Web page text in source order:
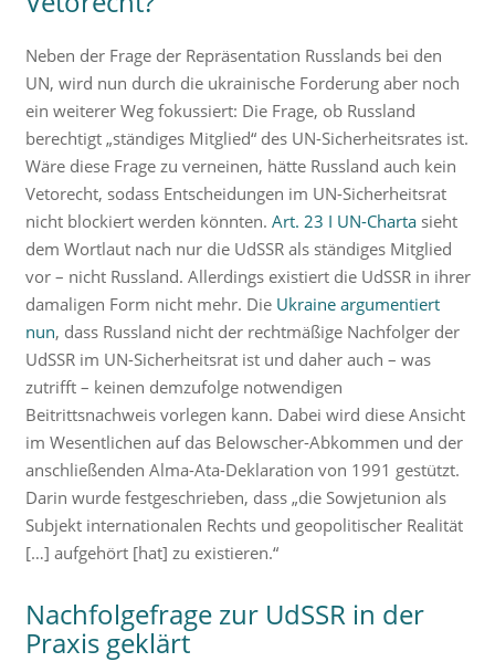
Neben der Frage der Repräsentation Russlands bei den
UN, wird nun durch die ukrainische Forderung aber noch
ein weiterer Weg fokussiert: Die Frage, ob Russland
berechtigt „ständiges Mitglied“ des UN-Sicherheitsrates ist.
Wäre diese Frage zu verneinen, hätte Russland auch kein
Vetorecht, sodass Entscheidungen im UN-Sicherheitsrat
nicht blockiert werden könnten. Art. 23 I UN-Chartasieht
dem Wortlaut nach nur die UdSSR als ständiges Mitglied
vor – nicht Russland. Allerdings existiert die UdSSR in ihrer
damaligen Form nicht mehr. Die Ukraine argumentiert
nun, dass Russland nicht der rechtmäßige Nachfolger der
UdSSR im UN-Sicherheitsrat ist und daher auch – was
zutrifft – keinen demzufolge notwendigen
Beitrittsnachweis vorlegen kann. Dabei wird diese Ansicht
im Wesentlichen auf das Belowscher-Abkommen und der
anschließenden Alma-Ata-Deklaration von 1991 gestützt.
Darin wurde festgeschrieben, dass „die Sowjetunion als
Subjekt internationalen Rechts und geopolitischer Realität
[…] aufgehört [hat] zu existieren.“
Nachfolgefrage zur UdSSR in der
Praxis geklärt